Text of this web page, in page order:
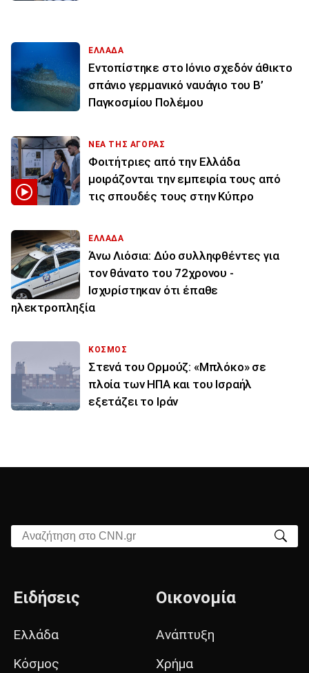
ΕΛΛΑΔΑ
Εντοπίστηκε στο Ιόνιο σχεδόν άθικτο
σπάνιο γερμανικό ναυάγιο του Β’
Παγκοσμίου Πολέμου
ΝΕΑ ΤΗΣ ΑΓΟΡΑΣ
Φοιτήτριες από την Ελλάδα
μοιράζονται την εμπειρία τους από
τις σπουδές τους στην Κύπρο
ΕΛΛΑΔΑ
Άνω Λιόσια: Δύο συλληφθέντες για
τον θάνατο του 72χρονου -
Ισχυρίστηκαν ότι έπαθε
ηλεκτροπληξία
ΚΟΣΜΟΣ
Στενά του Ορμούζ: «Μπλόκο» σε
πλοία των ΗΠΑ και του Ισραήλ
εξετάζει το Ιράν
Αναζήτηση στο CNN.gr
Ειδήσεις
Ελλάδα
Κόσμος
Οικονομία
Ανάπτυξη
Χρήμα